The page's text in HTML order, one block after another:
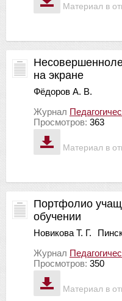
Материал в
Материал в
на экране
Фёдоров А. В.
Журнал
Просмотров: 363
Материал в
Портфолио
обучении
Новикова Т. Г.
Журнал
Просмотров: 350